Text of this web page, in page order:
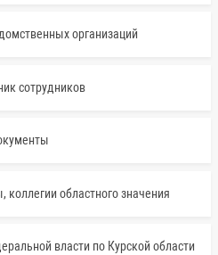
организаций
сотрудников
областного значения
власти по Курской области